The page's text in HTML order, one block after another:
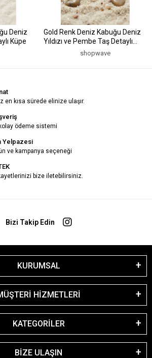
Deniz
Küpe
Gold Renk Deniz Kabuğu Deniz
Yıldızı ve Pembe Taş Detaylı
shopwave
en kısa sürede elinize ulaşır.
ödeme sistemi
Yelpazesi
ve kampanya seçeneği
bize iletebilirsiniz.
Bizi Takip Edin
KURUMSAL
HİZMETLERİ
KATEGORİLER
BİZE ULAŞIN